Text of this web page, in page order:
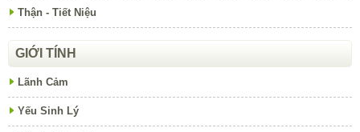
Thận - Tiết Niệu
GIỚI TÍNH
Lãnh Cảm
Yếu Sinh Lý